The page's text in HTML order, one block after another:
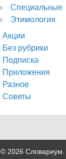
Специальные
Этимология
Акции
Без рубрики
Подписка
Приложения
Разное
Советы
© 2026